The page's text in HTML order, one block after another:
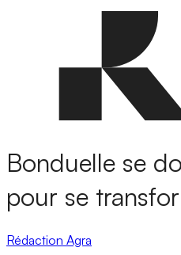
Bonduelle se
pour se
Rédaction Agra